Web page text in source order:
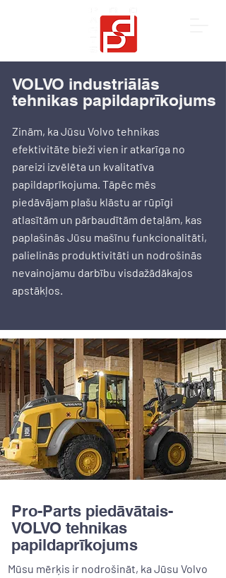
VOLVO industriālās
tehnikas papildaprīkojums
Zinām, ka Jūsu Volvo tehnikas
efektivitāte bieži vien ir atkarīga no
pareizi izvēlēta un kvalitatīva
papildaprīkojuma. Tāpēc mēs
piedāvājam plašu klāstu ar rūpīgi
atlasītām un pārbaudītām detaļām, kas
paplašinās Jūsu mašīnu funkcionalitāti,
palielinās produktivitāti un nodrošinās
nevainojamu darbību visdažādākajos
apstākļos.
Pro-Parts piedāvātais-
VOLVO tehnikas
papildaprīkojums
Mūsu mērķis ir nodrošināt, ka Jūsu Volvo